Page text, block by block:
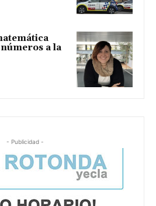
a la
- Publicidad -